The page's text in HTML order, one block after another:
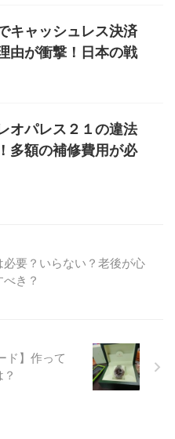
キャッシュレス決済
由が衝撃！日本の戦
オパレス２１の違法
多額の補修費用が必
要？いらない？老後が心
き？
ド】作って